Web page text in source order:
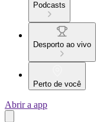
Podcasts
Desporto ao vivo
Perto de você
Abrir a app